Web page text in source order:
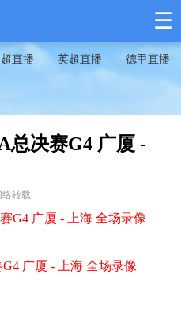
☰
直播 英超直播 德甲直播
总决赛G4 广厦 -
络转载
G4 广厦 - 上海 全场录像
广厦 - 上海 全场录像